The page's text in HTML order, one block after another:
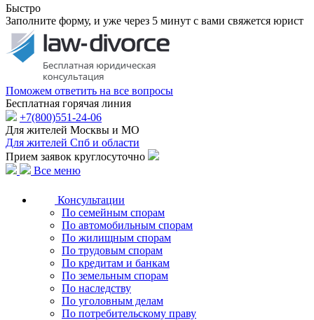
Быстро
Заполните форму, и уже через 5 минут с вами свяжется юрист
Поможем ответить на все вопросы
Бесплатная горячая линия
+7(800)551-24-06
Для жителей Москвы и МО
Для жителей Спб и области
Прием заявок круглосуточно
Все меню
Консультации
По семейным спорам
По автомобильным спорам
По жилищным спорам
По трудовым спорам
По кредитам и банкам
По земельным спорам
По наследству
По уголовным делам
По потребительскому праву